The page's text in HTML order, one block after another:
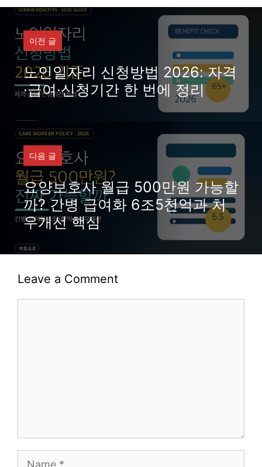
이전 글
노인일자리 신청방법 2026: 자격
·급여·신청기간 한 번에 정리
다음 글
요양보호사 월급 500만원 가능할
까? 간병 급여화 6조5천억과 처
우개선 핵심
Leave a Comment
Name